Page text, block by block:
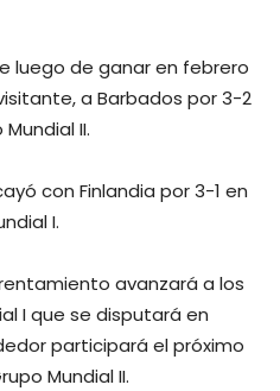
luego de ganar en febrero
a Barbados por 3-2
II.
con Finlandia por 3-1 en
I.
avanzará a los
I que se disputará en
participará el próximo
Mundial II.